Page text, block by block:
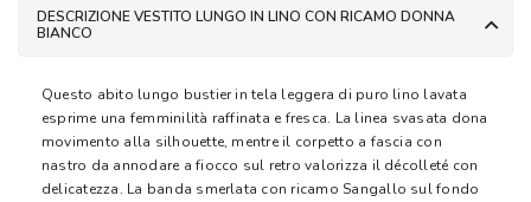
DESCRIZIONE VESTITO LUNGO IN LINO CON RICAMO DONNA
BIANCO
Questo abito lungo bustier in tela leggera di puro lino lavata
esprime una femminilità raffinata e fresca. La linea svasata dona
movimento alla silhouette, mentre il corpetto a fascia con
nastro da annodare a fiocco sul retro valorizza il décolleté con
delicatezza. La banda smerlata con ricamo Sangallo sul fondo